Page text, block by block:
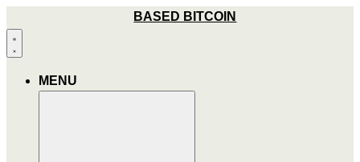
Inhalt
wechseln
BASED BITCOIN
MENU